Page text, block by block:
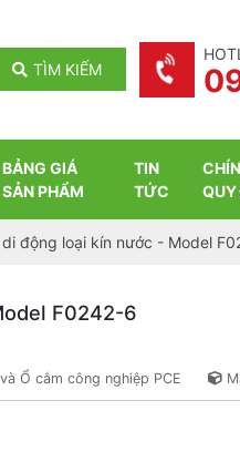
TÌM KIẾM
BẢNG GIÁ
SẢN PHẨM
TIN
TỨC
di động loại kín nước - Model
F0242-6
Ổ cắm công nghiệp PCE